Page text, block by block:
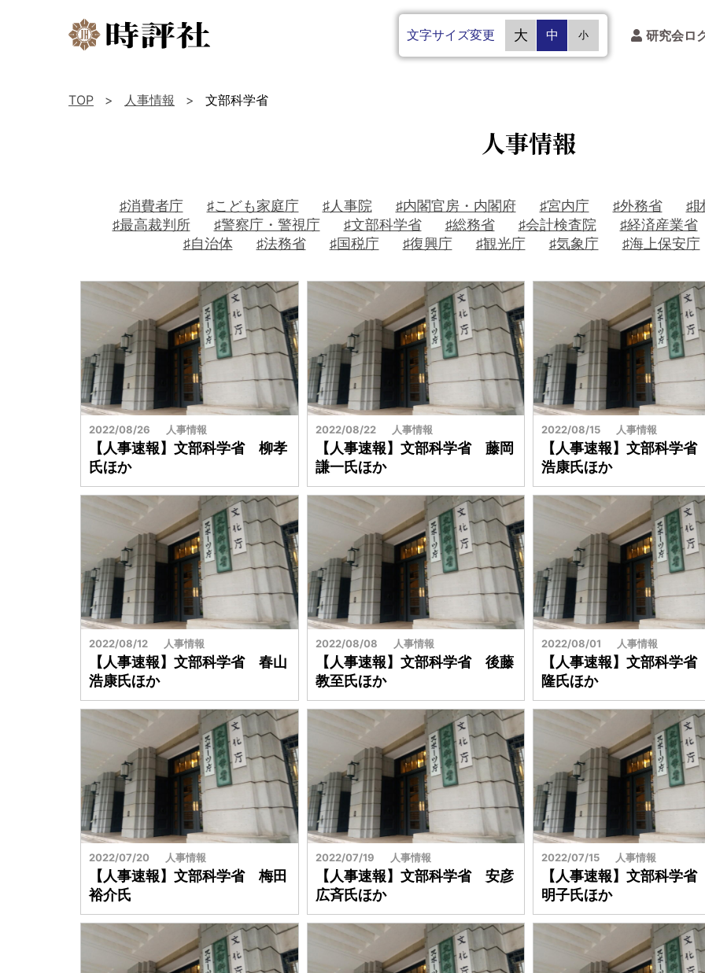
文字サイズ変更 大 中 小 研究会ロ
TOP 人事情報 文部科学省
人事情報
♯消費者庁 ♯こども家庭庁 ♯人事院 ♯内閣官房・内閣府 ♯宮内庁 ♯外務省
♯
♯最高裁判所
♯警察庁・警視庁 ♯文部科学省 ♯総務省 ♯会計検査院
♯経済産業省
♯自治体
♯法務省 ♯国税庁 ♯復興庁 ♯観光庁 ♯気象庁 ♯海上保安庁
2022/08/26 人事情報
【人事速報】文部科学省 柳孝
氏ほか
2022/08/22 人事情報
【人事速報】文部科学省 藤岡
謙一氏ほか
2022/08/15 人事情報
【人事速報】文部科学
浩康氏ほか
2022/08/12 人事情報
【人事速報】文部科学省 春山
浩康氏ほか
2022/08/08 人事情報
【人事速報】文部科学省 後藤
教至氏ほか
2022/08/01 人事情報
【人事速報】文部科学
隆氏ほか
2022/07/20 人事情報
【人事速報】文部科学省 梅田
裕介氏
2022/07/19 人事情報
【人事速報】文部科学省 安彦
広斉氏ほか
2022/07/15 人事情報
【人事速報】文部科学
明子氏ほか